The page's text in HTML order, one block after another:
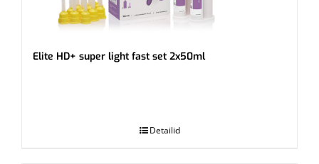
Elite HD+ super light fast set 2x50ml
Detailid